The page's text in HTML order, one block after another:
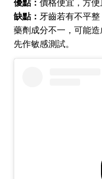
優點： 價格便宜，方便
缺點： 牙齒若有不平
藥劑成分不一，可能
先作敏感測試。